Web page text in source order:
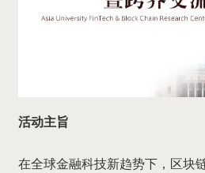
活动主旨
在全球金融科技新趋势下，区块